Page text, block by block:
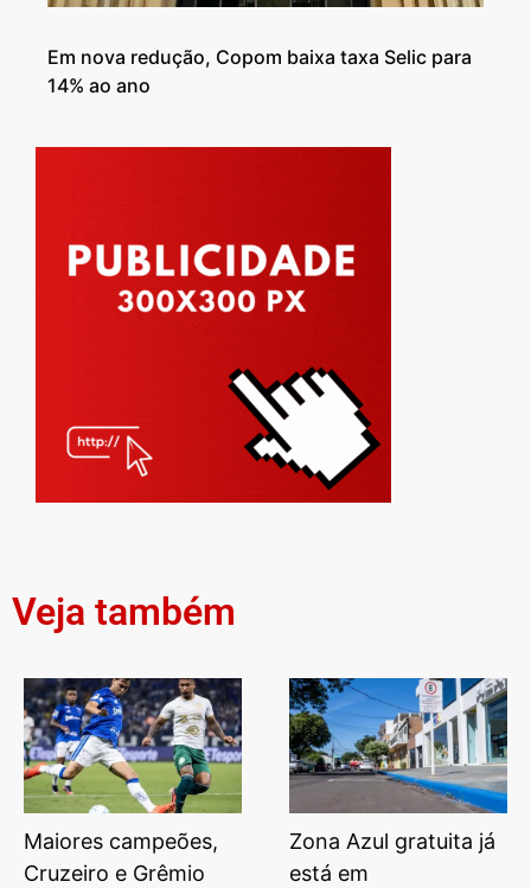
Em nova redução, Copom baixa taxa Selic para
14% ao ano
Veja também
Maiores campeões,
Cruzeiro e Grêmio
Zona Azul gratuita já
está em